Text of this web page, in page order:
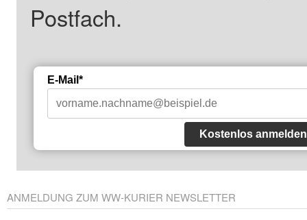
Postfach.
E-Mail*
Kostenlos anmelden
ANMELDUNG ZUM WW-KURIER NEWSLETTER